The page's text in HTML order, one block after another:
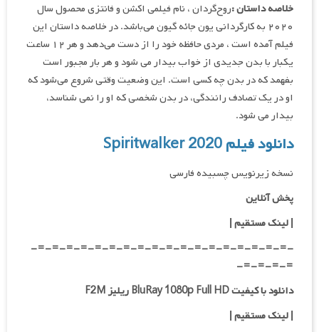
خلاصه داستان :روح‌گردان ، نام فیلمی اکشن و فانتزی محصول سال
۲۰۲۰ به کارگردانی یون جائه گیون می‌باشد. در خلاصه داستان این
فیلم آمده است ، مردی حافظه خود را از دست می‌دهد و هر ۱۲ ساعت
یکبار با بدن جدیدی از خواب بیدار می شود و هر بار مجبور است
بفهمد که در بدن چه کسی است. این وضعیت وقتی شروع می‌‌شود که
او در یک تصادف رانندگی، در بدن شخصی که او را نمی شناسد،
بیدار می شود.
دانلود فیلم Spiritwalker 2020
نسخه زیرنویس چسبیده فارسی
پخش آنلاین
| لینک مستقیم|
-=-=-=-=-=-=-=-=-=-=-=-=-=-=-=-=-=-=-
=-=-=-=-
دانلود با کیفیت BluRay 1080p Full HD ریلیز F2M
|لینک مستقیم|